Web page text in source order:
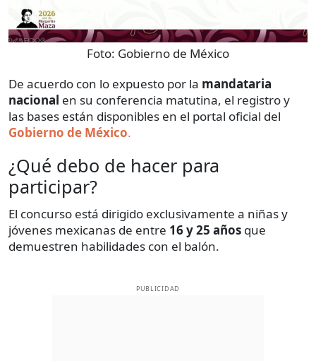
Foto: Gobierno de México
De acuerdo con lo expuesto por la mandataria
nacional en su conferencia matutina, el registro y
las bases están disponibles en el portal oficial del
Gobierno de México.
¿Qué debo de hacer para
participar?
El concurso está dirigido exclusivamente a niñas y
jóvenes mexicanas de entre 16 y 25 años que
demuestren habilidades con el balón.
PUBLICIDAD